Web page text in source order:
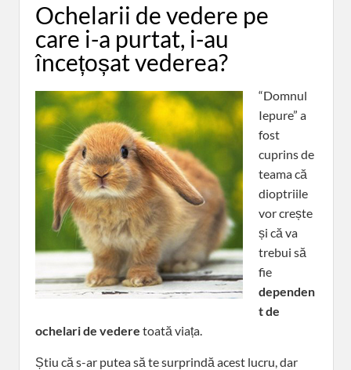
Ochelarii de vedere pe
care i-a purtat, i-au
încețoșat vederea?
“Domnul
Iepure” a
fost
cuprins de
teama că
dioptriile
vor crește
și că va
trebui să
fie
dependen
t de
ochelari de vedere toată viața.
Știu că s-ar putea să te surprindă acest lucru, dar